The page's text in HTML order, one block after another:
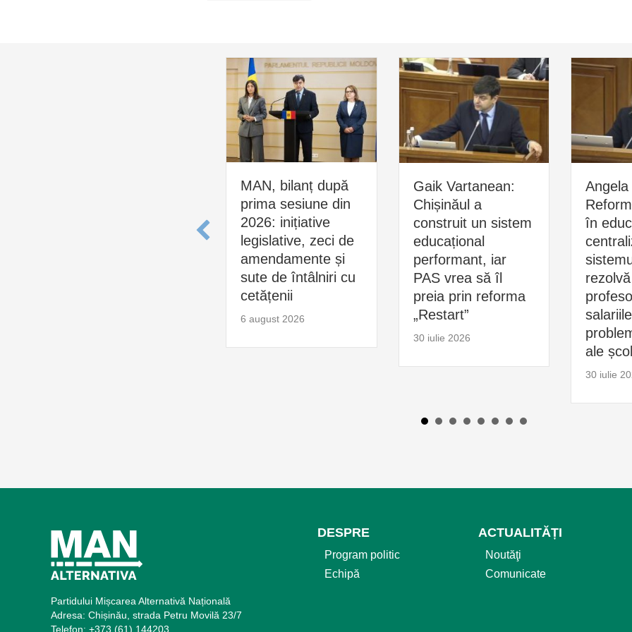
MAN, bilanț după
prima sesiune din
2026: inițiative
legislative, zeci de
amendamente și
sute de întâlniri cu
cetățenii
6 august 2026
Gaik Vartanean:
Chișinăul a
construit un sistem
educațional
performant, iar
PAS vrea să îl
preia prin reforma
„Restart”
30 iulie 2026
în
ale
30 iulie
Partidului Mișcarea Alternativă Națională
Adresa: Chișinău, strada Petru Movilă 23/7
Telefon: +373 (61) 144203
DESPRE
Program politic
Echipă
ACTUALITĂȚI
Noutăţi
Comunicate